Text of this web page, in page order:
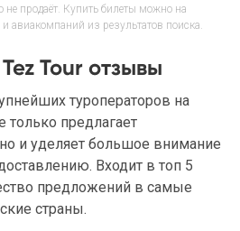
не продаёт. Купить билеты можно на
авиакомпаний из результатов поиска.
Tour отзывы
туроператоров на
предлагает
но и уделяет большое внимание
Входит в топ 5
предложений в самые
страны.